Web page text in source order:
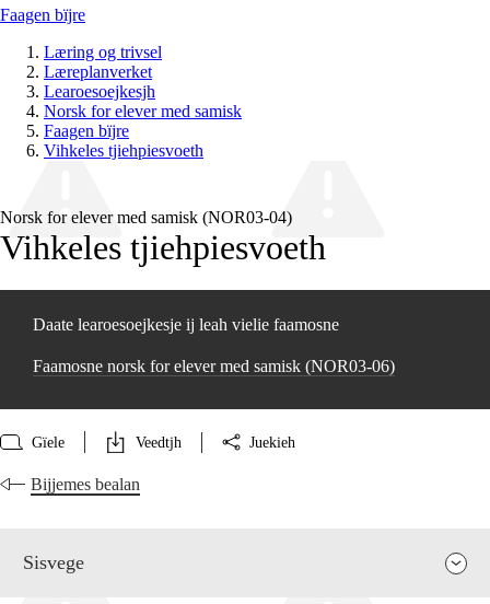
Faagen bïjre
Læring og trivsel
Læreplanverket
Learoesoejkesjh
Norsk for elever med samisk
Faagen bïjre
Vihkeles tjiehpiesvoeth
Norsk for elever med samisk (NOR03‑04)
Vihkeles tjiehpiesvoeth
Daate learoesoejkesje ij leah vielie faamosne
Faamosne norsk for elever med samisk (NOR03‑06)
Gïele Veedtjh Juekieh
Bijjemes bealan
Sisvege